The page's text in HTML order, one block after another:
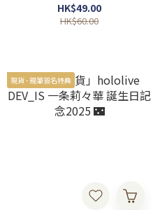
HK$49.00
HK$60.00
現貨 - 親筆簽名特典